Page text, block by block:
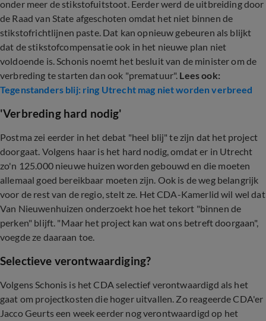
onder meer de stikstofuitstoot. Eerder werd de uitbreiding door
de Raad van State afgeschoten omdat het niet binnen de
stikstofrichtlijnen paste. Dat kan opnieuw gebeuren als blijkt
dat de stikstofcompensatie ook in het nieuwe plan niet
voldoende is. Schonis noemt het besluit van de minister om de
verbreding te starten dan ook "prematuur". Lees ook:
Tegenstanders blij: ring Utrecht mag niet worden verbreed
'Verbreding hard nodig'
Postma zei eerder in het debat "heel blij" te zijn dat het project
doorgaat. Volgens haar is het hard nodig, omdat er in Utrecht
zo'n 125.000 nieuwe huizen worden gebouwd en die moeten
allemaal goed bereikbaar moeten zijn. Ook is de weg belangrijk
voor de rest van de regio, stelt ze. Het CDA-Kamerlid wil wel dat
Van Nieuwenhuizen onderzoekt hoe het tekort "binnen de
perken" blijft. "Maar het project kan wat ons betreft doorgaan",
voegde ze daaraan toe.
Selectieve verontwaardiging?
Volgens Schonis is het CDA selectief verontwaardigd als het
gaat om projectkosten die hoger uitvallen. Zo reageerde CDA'er
Jacco Geurts een week eerder nog verontwaardigd op het